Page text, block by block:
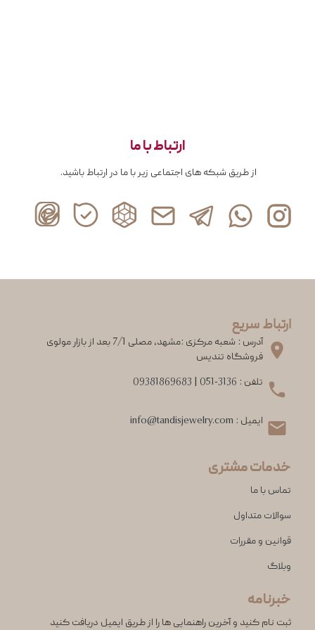
ارتباط با ما
از طریق شبکه های اجتماعی زیر با ما در ارتباط باشید.
ارتباط سریع
آدرس : شعبه مرکزی :مشهد، مصلی 7/1 بعد از بازار مولوی
فروشگاه تندیس
تلفن : 051-3136
09381869683
ایمیل : info@tandisjewelry.com
خدمات مشتری
تماس با ما
سوالات متداول
قوانین و مقررات
وبلاگ
خبرنامه
ثبت نام کنید و آخرین راهنمایی ها را از طریق ایمیل دریافت کنید